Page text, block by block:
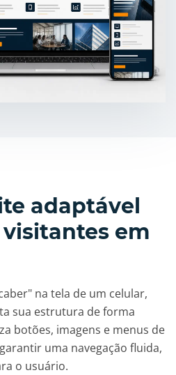
adaptável
em
na tela de um celular,
sua estrutura de forma
botões, imagens e menus de
uma navegação fluida,
o usuário.